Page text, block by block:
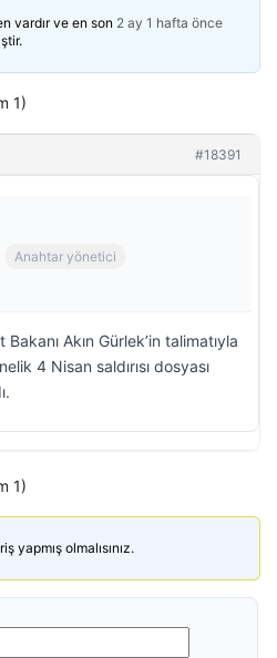
vardır ve en son 2 ay 1 hafta önce
1)
#18391
Anahtar yönetici
Akın Gürlek’in talimatıyla
4 Nisan saldırısı dosyası
1)
yapmış olmalısınız.